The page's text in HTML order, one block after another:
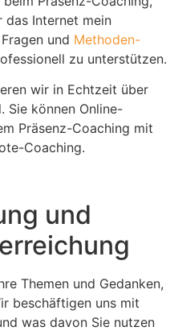
das Internet mein
und Methoden-
zu unterstützen.
wir in Echtzeit über
Sie können Online-
Präsenz-Coaching mit
Coaching.
und
Themen und Gedanken,
beschäftigen uns mit
was davon Sie nutzen